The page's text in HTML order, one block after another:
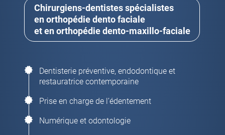
Chirurgiens-dentistes spécialistes
en orthopédie dento faciale
et en orthopédie dento-maxillo-faciale
Dentisterie préventive, endodontique et
restauratrice contemporaine
Prise en charge de l’édentement
Numérique et odontologie